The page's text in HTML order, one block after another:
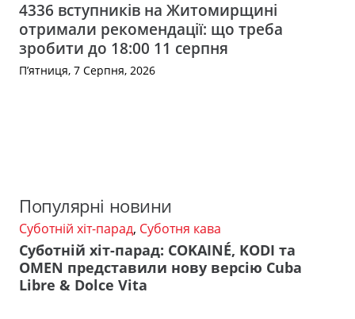
4336 вступників на Житомирщині
отримали рекомендації: що треба
зробити до 18:00 11 серпня
П’ятниця, 7 Серпня, 2026
Популярні новини
Суботній хіт-парад, Суботня кава
Суботній хіт-парад: COKAINÉ, KODI та
OMEN представили нову версію Cuba
Libre & Dolce Vita